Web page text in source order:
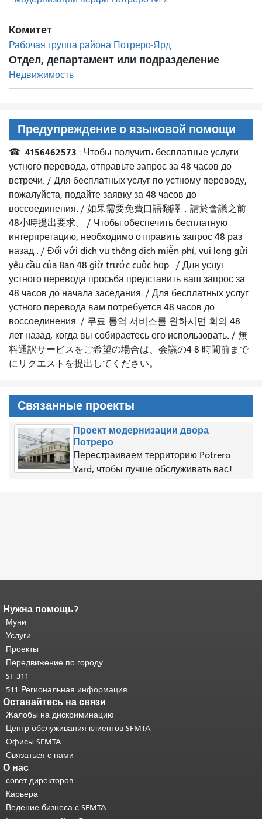
Комитет
Рабочая группа района Потреро-Ярд
Отдел, департамент или подразделение
Недвижимость
Предупреждение о языковой помощи
☎ 4156462573 : Чтобы получить бесплатные услуги
устного перевода, отправьте запрос за 48 часов до
встречи. / Для бесплатных услуг по устному переводу,
пожалуйста, подайте заявку за 48 часов до
воссоединения. / 如果需要免費口語翻譯，請於會議之前
48小時提出要求。 / Чтобы обеспечить бесплатную
интерпретацию, необходимо отправить запрос 48 раз
назад . / Đối với dịch vụ thông dịch miễn phí, vui long gửi
yêu cầu của Ban 48 giờ trước cuộc họp . / Для услуг
устного перевода просьба представить ваш запрос за
48 часов до начала заседания. / Для бесплатных услуг
устного перевода вам потребуется 48 часов до
воссоединения. / 무료 통역 서비스를 원하시면 회의 48
лет назад, когда вы собираетесь его использовать. / 無
料通訳サービスをご希望の場合は、会議の4 8 時間前まで
にリクエストを提出してください。
Связанные проекты
Проект модернизации двора
Потреро
Перестраиваем территорию Potrero
Yard, чтобы лучше обслуживать вас!
Конец содержимого
страницы.
страницы повторяется на каждой
странице.
основного содержимого .
Нужна помощь?
Муни
Услуги
Проекты
Передвижение по городу
SF 311
511 Региональная информация
Оставайтесь на связи
Жалобы на дискриминацию
Центр обслуживания клиентов SFMTA
Офисы SFMTA
Связаться с нами
О нас
совет директоров
Карьера
Ведение бизнеса с SFMTA